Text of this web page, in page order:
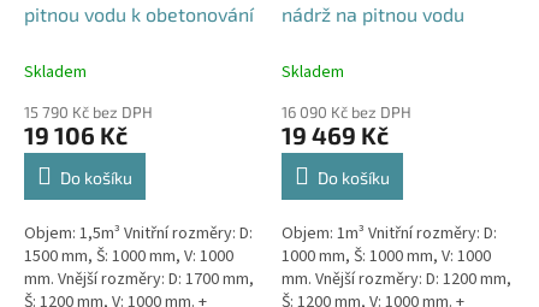
pitnou vodu k obetonování
Skladem
15 790 Kč bez DPH
19 106 Kč
Do košíku
Objem: 1,5m³ Vnitřní rozměry: D:
1500 mm, Š: 1000 mm, V: 1000
mm. Vnější rozměry: D: 1700 mm,
Š: 1200 mm, V: 1000 mm. +
nádrž na pitnou vodu
Skladem
16 090 Kč bez DPH
19 469 Kč
Do košíku
Objem: 1m³ Vnitřní rozměry: D:
1000 mm, Š: 1000 mm, V: 1000
mm. Vnější rozměry: D: 1200 mm,
Š: 1200 mm, V: 1000 mm. +